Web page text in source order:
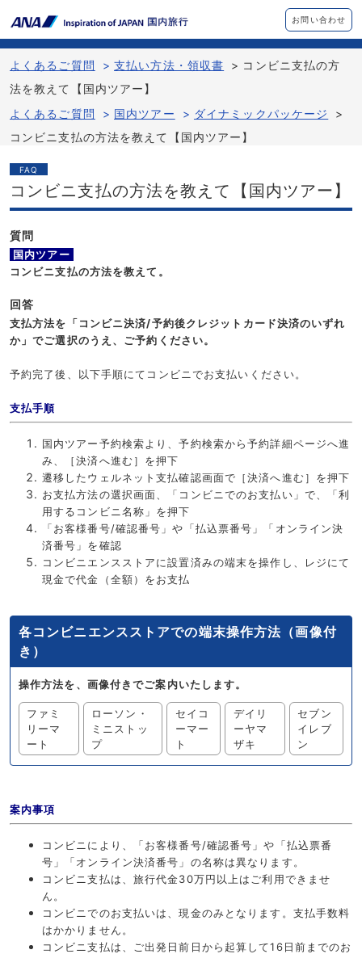
お問い合わせ
よくあるご質問 > 支払い方法・領収書 > コンビニ支払の方
法を教えて【国内ツアー】
よくあるご質問
> 国内ツアー > ダイナミックパッケージ
>
コンビニ支払の方法を教えて【国内ツアー】
FAQ
コンビニ支払の方法を教えて【国内ツアー】
質問
国内ツアー
コンビニ支払の方法を教えて。
回答
支払方法を「コンビニ決済/予約後クレジットカード決済のいずれ
か」でご選択のうえ、ご予約ください。
予約完了後、以下手順にてコンビニでお支払いください。
支払手順
国内ツアー予約検索より、予約検索から予約詳細ページへ進
み、［決済へ進む］を押下
遷移したウェルネット支払確認画面で［決済へ進む］を押下
お支払方法の選択画面、「コンビニでのお支払い」で、「利
用するコンビニ名称」を押下
「お客様番号/確認番号」や「払込票番号」「オンライン決
済番号」を確認
コンビニエンスストアに設置済みの端末を操作し、レジにて
現金で代金（全額）をお支払
各コンビニエンスストアでの端末操作方法（画像付
き）
操作方法を、画像付きでご案内いたします。
ファミ
リーマ
ート
ローソン・
ミニストッ
プ
セイコ
ーマー
ト
デイリ
ーヤマ
ザキ
セブン
イレブ
ン
案内事項
コンビニにより、「お客様番号/確認番号」や「払込票番
号」「オンライン決済番号」の名称は異なります。
コンビニ支払は、旅行代金30万円以上はご利用できませ
ん。
コンビニでのお支払いは、現金のみとなります。支払手数料
はかかりません。
コンビニ支払は、ご出発日前日から起算して16日前までのお